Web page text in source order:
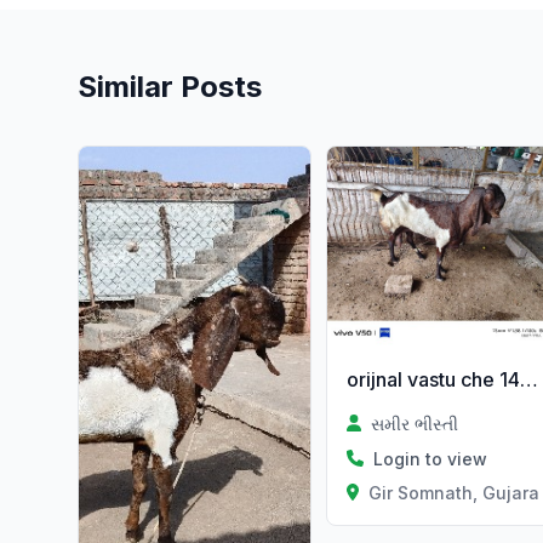
Similar Posts
orijnal vastu che 14000
સમીર ભીસ્તી
Login to view
Gir Somnath,